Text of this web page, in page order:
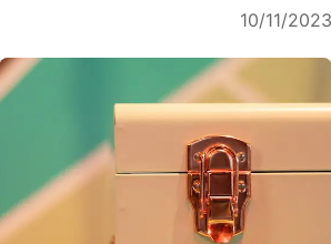
10/11/2023